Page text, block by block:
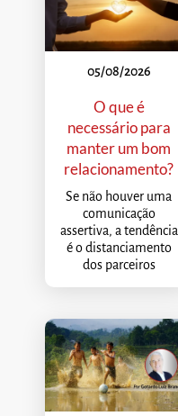
05/08/2026
O que é
necessário para
manter um bom
relacionamento?
Se não houver uma
comunicação
assertiva, a tendência
é o distanciamento
dos parceiros